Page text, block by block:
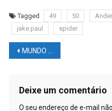
Tagged 49 50
jake paul
spider
Navegação
Post
MUNDO DAS LUTAS – UFC: Jiri Prochazka e seus demônios
Deixe um comentário
O seu endereço de e-mail